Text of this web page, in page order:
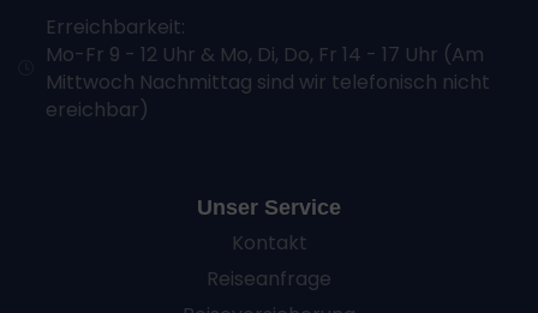
Erreichbarkeit:
Mo-Fr 9 - 12 Uhr & Mo, Di, Do, Fr 14 - 17 Uhr (Am
Mittwoch Nachmittag sind wir telefonisch nicht
ereichbar)
Unser Service
Kontakt
Reiseanfrage